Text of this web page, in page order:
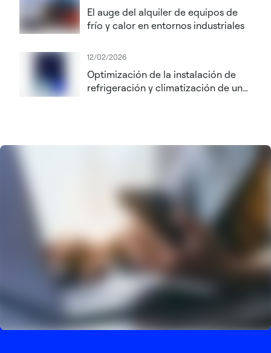
El auge del alquiler de equipos de
frío y calor en entornos industriales
12/02/2026
Optimización de la instalación de
refrigeración y climatización de un